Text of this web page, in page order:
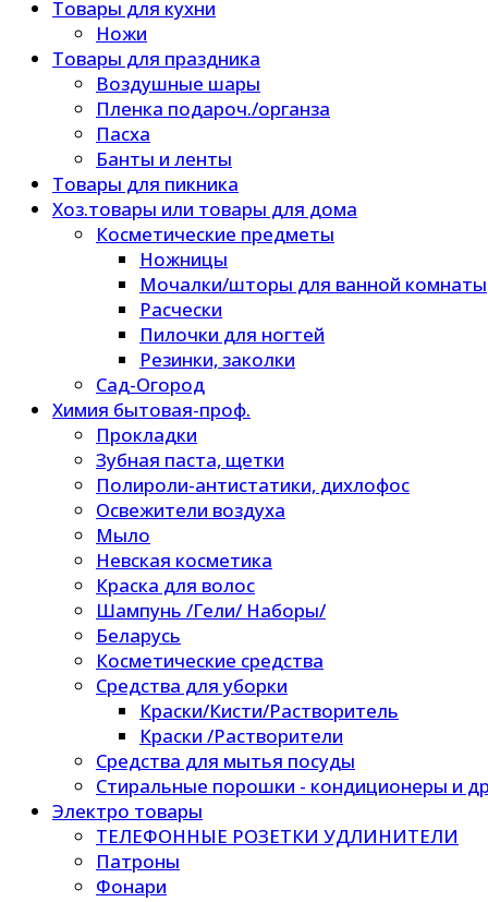
Товары для кухни
Ножи
Товары для праздника
Воздушные шары
Пленка подароч./органза
Пасха
Банты и ленты
Товары для пикника
Хоз.товары или товары для дома
Косметические предметы
Ножницы
Мочалки/шторы для ванной комнаты
Расчески
Пилочки для ногтей
Резинки, заколки
Сад-Огород
Химия бытовая-проф.
Прокладки
Зубная паста, щетки
Полироли-антистатики, дихлофос
Освежители воздуха
Мыло
Невская косметика
Краска для волос
Шампунь /Гели/ Наборы/
Беларусь
Косметические средства
Средства для уборки
Краски/Кисти/Растворитель
Краски /Растворители
Средства для мытья посуды
Стиральные порошки - кондиционеры и
Электро товары
ТЕЛЕФОННЫЕ РОЗЕТКИ УДЛИНИТЕЛИ
Патроны
Фонари